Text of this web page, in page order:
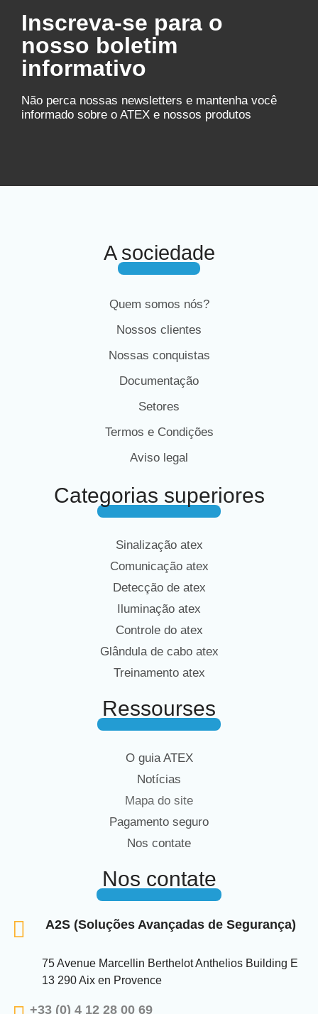
Inscreva-se para o
nosso boletim
informativo
Não perca nossas newsletters e mantenha você
informado sobre o ATEX e nossos produtos
A sociedade
Quem somos nós?
Nossos clientes
Nossas conquistas
Documentação
Setores
Termos e Condições
Aviso legal
Categorias superiores
Sinalização atex
Comunicação atex
Detecção de atex
Iluminação atex
Controle do atex
Glândula de cabo atex
Treinamento atex
Ressourses
O guia ATEX
Notícias
Mapa do site
Pagamento seguro
Nos contate
Nos contate
A2S (Soluções Avançadas de Segurança)
75 Avenue Marcellin Berthelot Anthelios Building E
13 290 Aix en Provence
+33 (0) 4 12 28 00 69